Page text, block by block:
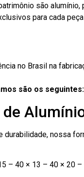
são
para cada
no Brasil na
são os seguintes:
durabilidade, nossa
– 40 × 13 – 40 × 20